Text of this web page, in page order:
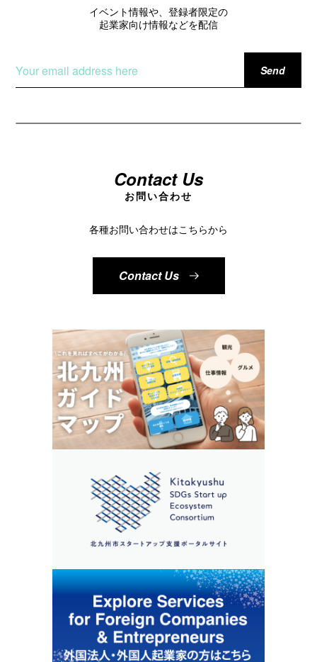
イベント情報や、登録者限定の
起業家向け情報などを配信
Contact Us
お問い合わせ
各種お問い合わせはこちらから
Contact Us